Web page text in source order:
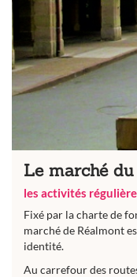
Le marché
les activités
Fixé par la charte de
marché de Réalmont
identité.
Au carrefour des